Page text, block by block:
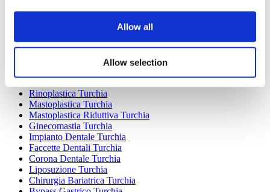
Allow all
Allow selection
Poland Cliniche
Colombia Cliniche
Trattamenti Popolari in Turchia
Rinoplastica Turchia
Mastoplastica Turchia
Mastoplastica Riduttiva Turchia
Ginecomastia Turchia
Impianto Dentale Turchia
Faccette Dentali Turchia
Corona Dentale Turchia
Liposuzione Turchia
Chirurgia Bariatrica Turchia